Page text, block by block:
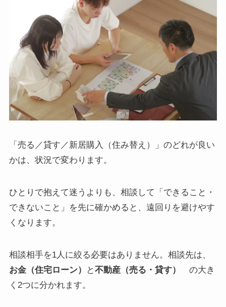
「売る／貸す／新居購入（住み替え）」のどれが良い
かは、状況で変わります。
ひとりで抱えて迷うよりも、相談して「できること・
できないこと」を先に確かめると、遠回りを避けやす
くなります。
相談相手を1人に絞る必要はありません。相談先は、
お金（住宅ローン）
と不動産（売る・貸す）
の大き
く2つに分かれます。